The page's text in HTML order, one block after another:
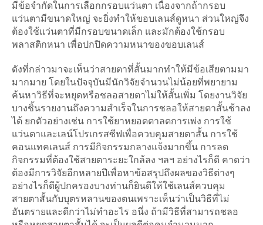
มีข้อจำกัดในการเลือกกรอบแว่นตา เนื่องจากถ้ากรอบ
แว่นตามีขนาดใหญ่ จะยิ่งทำให้ขอบเลนส์ดูหนา ส่วนใหญ่จึง
ต้องใช้แว่นตาที่มีกรอบขนาดเล็ก และมักต้องใช้กรอบ
พลาสติกหนา เพื่อปกปิดความหนาของขอบเลนส์
ดังที่กล่าวมาจะเห็นว่าสายตาที่สั้นมากทำให้มีข้อเสียตามมา
มากมาย โดยในปัจจุบันมีนักวิจัยจำนวนไม่น้อยที่พยายาม
ค้นหาวิธีที่จะหยุดหรือชลอสายตาไม่ให้สั้นเพิ่ม โดยงานวิจัย
บางชิ้นรายงานถึงความสำเร็จในการชลอให้สายตาสั้นช้าลง
ได้ ยกตัวอย่างเช่น การใช้ยาหยอดตาลดการเพ่ง การใช้
แว่นตาและเลน์โปรเกรสซีฟเพื่อควบคุมสายตาสั้น การใช้
คอนแทคเลนส์ การมีกิจกรรมกลางแจ้งมากขึ้น การลด
กิจกรรมที่ต้องใช้สายตาระยะใกล้ลง ฯลฯ อย่างไรก็ดี คาดว่า
ต้องมีการวิจัยอีกหลายปีเพื่อหาข้อสรุปถึงผลของวิธีต่างๆ
อย่างไรก็ดีผู้ปกครองบางท่านก็ยินดีให้ใช้เลนส์ควบคุม
สายตาสั้นกับบุตรหลานของตนเพราะเห็นว่าเป็นวิธีที่ไม่
อันตรายและดีกว่าไม่ทำอะไร อนึ่ง ถ้ามีวิธีที่สามารถชลอ